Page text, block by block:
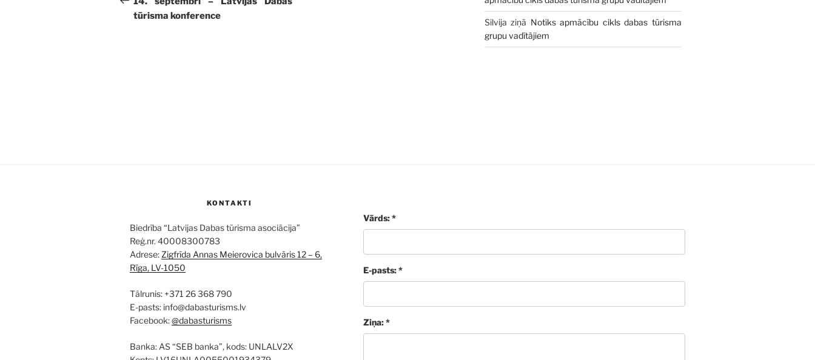
tūrisma konference
Silvija ziņā Notiks apmācību cikls dabas tūrisma
grupu vadītājiem
KONTAKTI
Biedrība “Latvijas Dabas tūrisma asociācija”
Reģ.nr. 40008300783
Adrese: Zigfrīda Annas Meierovica bulvāris 12 – 6,
Rīga, LV-1050
Tālrunis: +371 26 368 790
E-pasts: info@dabasturisms.lv
Facebook:@dabasturisms
Banka: AS “SEB banka”, kods: UNLALV2X
Vārds: *
E-pasts: *
Ziņa: *